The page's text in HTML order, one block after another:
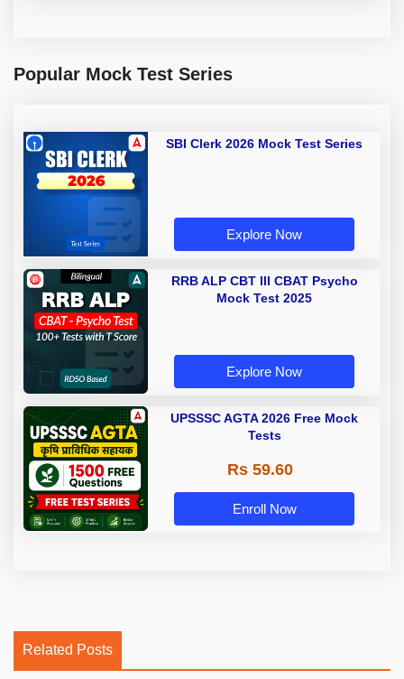
Popular Mock Test Series
SBI Clerk 2026 Mock Test Series
Explore Now
RRB ALP CBT III CBAT Psycho
Mock Test 2025
Explore Now
UPSSSC AGTA 2026 Free Mock
Tests
Rs 59.60
Enroll Now
Related Posts